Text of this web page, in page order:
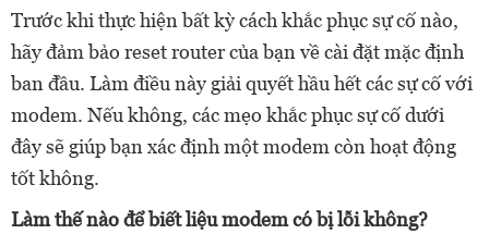
Trước khi thực hiện bất kỳ cách khắc phục sự cố nào,
hãy đảm bảo reset router của bạn về cài đặt mặc định
ban đầu. Làm điều này giải quyết hầu hết các sự cố với
modem. Nếu không, các mẹo khắc phục sự cố dưới
đây sẽ giúp bạn xác định một modem còn hoạt động
tốt không.
Làm thế nào để biết liệu modem có bị lỗi không?